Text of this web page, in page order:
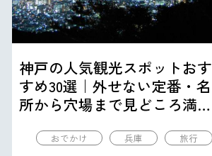
神戸の人気観光スポットおす
すめ30選｜外せない定番・名
所から穴場まで見どころ満載
おでかけ 兵庫 旅行